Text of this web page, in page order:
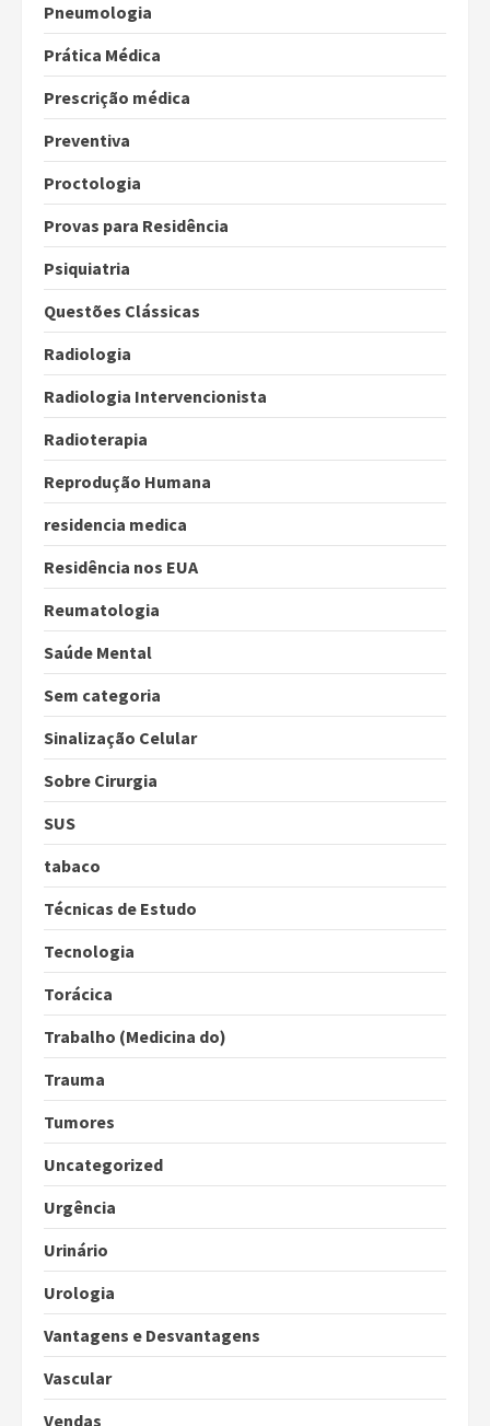
Pneumologia
Prática Médica
Prescrição médica
Preventiva
Proctologia
Provas para Residência
Psiquiatria
Questões Clássicas
Radiologia
Radiologia Intervencionista
Radioterapia
Reprodução Humana
residencia medica
Residência nos EUA
Reumatologia
Saúde Mental
Sem categoria
Sinalização Celular
Sobre Cirurgia
SUS
tabaco
Técnicas de Estudo
Tecnologia
Torácica
Trabalho (Medicina do)
Trauma
Tumores
Uncategorized
Urgência
Urinário
Urologia
Vantagens e Desvantagens
Vascular
Vendas